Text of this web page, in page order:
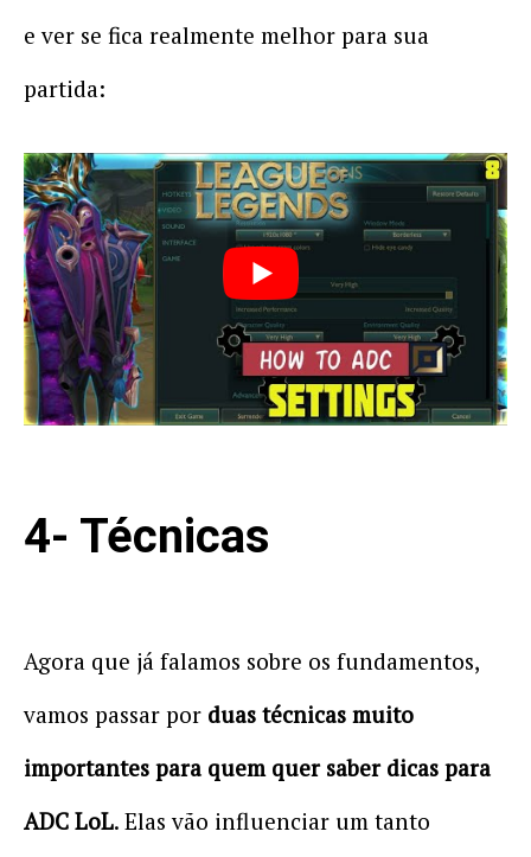
e ver se fica realmente melhor para sua
partida:
4- Técnicas
Agora que já falamos sobre os fundamentos,
vamos passar por duas técnicas muito
importantes para quem quer saber dicas para
ADC LoL. Elas vão influenciar um tanto